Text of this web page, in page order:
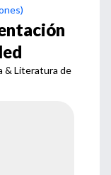
& Literatura de